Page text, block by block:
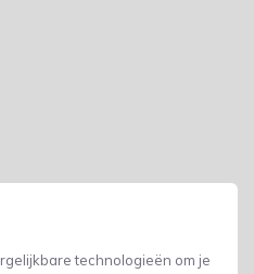
technologieën om je